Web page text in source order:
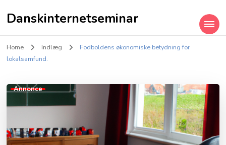
Danskinternetseminar
Home Indlæg
Fodboldens økonomiske betydning for
lokalsamfund.
Annonce